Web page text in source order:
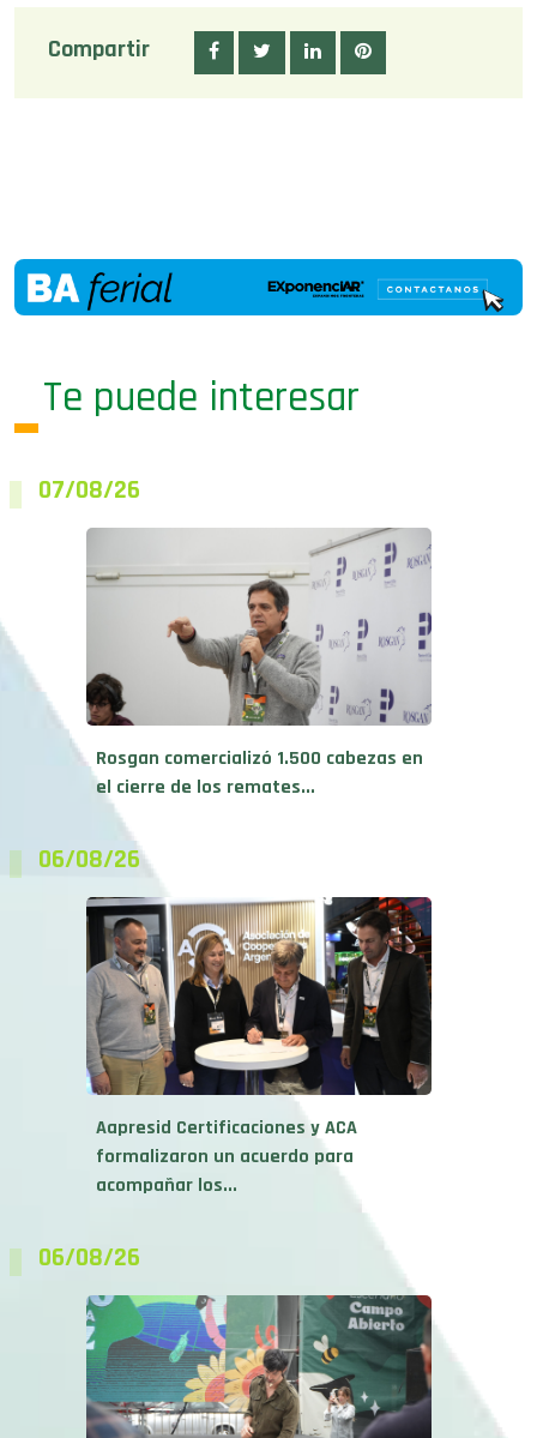
Compartir
Te puede interesar
07/08/26
Rosgan comercializó 1.500 cabezas en
el cierre de los remates...
06/08/26
Aapresid Certificaciones y ACA
formalizaron un acuerdo para
acompañar los...
06/08/26